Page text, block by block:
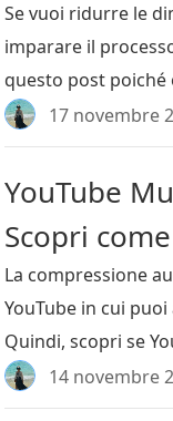
Se vuoi ridurre le
imparare il
questo post
17 novembre
YouTube
Scopri
La compressione
YouTube in cui
Quindi, scopri se
14 novembre